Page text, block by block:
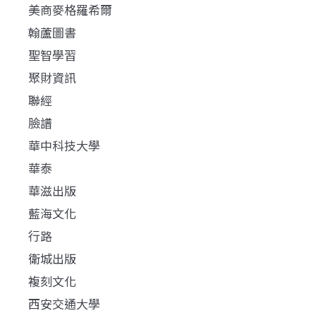
美商麥格羅希爾
翰蘆圖書
聖智學習
聚財資訊
聯經
臉譜
華中科技大學
華泰
華滋出版
藍海文化
行路
衛城出版
複刻文化
西安交通大學